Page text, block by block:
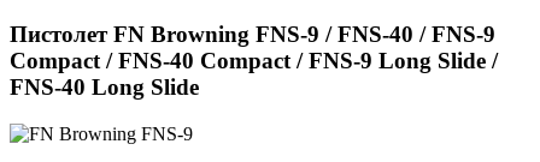
Пистолет FN Browning FNS-9 / FNS-40 / FNS-9
Compact / FNS-40 Compact / FNS-9 Long Slide /
FNS-40 Long Slide